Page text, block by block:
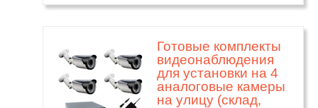
Готовые комплекты
видеонаблюдения
для установки на 4
аналоговые камеры
на улицу (склад,